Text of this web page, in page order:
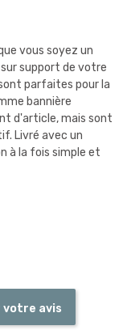
vous soyez un
support de votre
parfaites pour la
bannière
d'article, mais sont
Livré avec un
à la fois simple et
votre avis